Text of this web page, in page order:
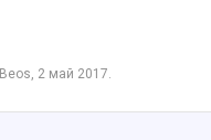
Beos, 2 май 2017.